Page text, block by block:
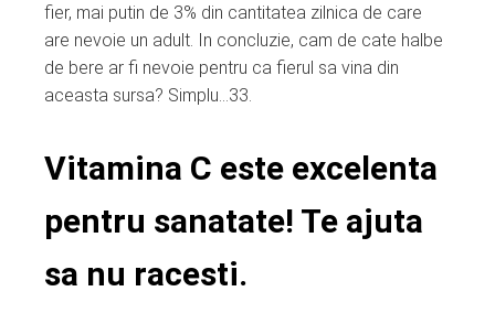
fier, mai putin de 3% din cantitatea zilnica de care
are nevoie un adult. In concluzie, cam de cate halbe
de bere ar fi nevoie pentru ca fierul sa vina din
aceasta sursa? Simplu…33.
Vitamina C este excelenta
pentru sanatate! Te ajuta
sa nu racesti.